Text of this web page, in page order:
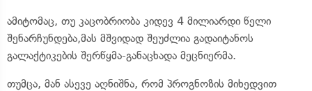
ამიტომაც, თუ კაცობრიობა კიდევ 4 მილიარდი წელი
შენარჩუნდება,მას მშვიდად შეუძლია გადაიტანოს
გალაქტიკების შერწყმა-განაცხადა მეცნიერმა.
თუმცა, მან ასევე აღნიშნა, რომ პროგნოზის მიხედვით